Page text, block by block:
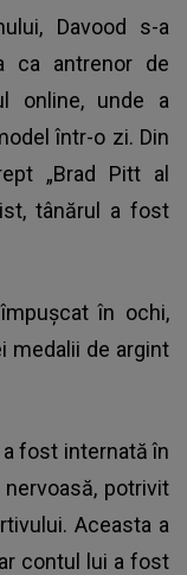
Davood s-a
ca antrenor de
online, unde a
într-o zi. Din
„Brad Pitt al
tânărul a fost
în ochi,
medalii de argint
fost internată în
potrivit
Aceasta a
contul lui a fost